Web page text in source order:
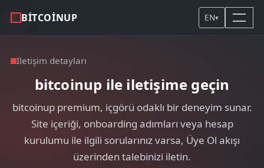
BITCOINUP EN▾
İletişim detayları
bitcoinup ile iletişime geçin
bitcoinup premium, içgörü odaklı bir deneyim sunar.
Site içeriği, onboarding adımları veya hesap
kurulumu ile ilgili sorularınız varsa, Üye Ol akışı
üzerinden talebinizi iletin.